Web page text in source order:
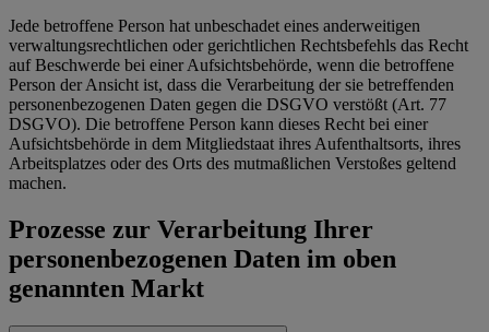
Jede betroffene Person hat unbeschadet eines anderweitigen
verwaltungsrechtlichen oder gerichtlichen Rechtsbefehls das Recht
auf Beschwerde bei einer Aufsichtsbehörde, wenn die betroffene
Person der Ansicht ist, dass die Verarbeitung der sie betreffenden
personenbezogenen Daten gegen die DSGVO verstößt (Art. 77
DSGVO). Die betroffene Person kann dieses Recht bei einer
Aufsichtsbehörde in dem Mitgliedstaat ihres Aufenthaltsorts, ihres
Arbeitsplatzes oder des Orts des mutmaßlichen Verstoßes geltend
machen.
Prozesse zur Verarbeitung Ihrer
personenbezogenen Daten im oben
genannten Markt